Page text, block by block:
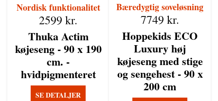
Nordisk funktionalitet
Thuka Actim
køjeseng - 90 x 190
cm. -
hvidpigmenteret
2599 kr.
SE DETALJER
Bæredygtig soveløsning
Hoppekids ECO
Luxury høj
køjeseng med stige
og sengehest - 90 x
200 cm
7749 kr.